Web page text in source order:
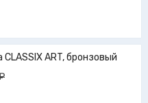
ART, бронзовый